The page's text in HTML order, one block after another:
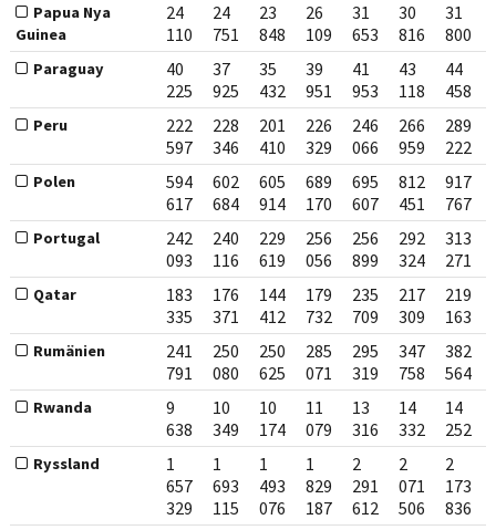
Papua Nya
Guinea
24
110
24
751
23
848
26
109
31
653
30
816
31
800
Paraguay
40
225
37
925
35
432
39
951
41
953
43
118
44
458
Peru
222
597
228
346
201
410
226
329
246
066
266
959
289
222
Polen
594
617
602
684
605
914
689
170
695
607
812
451
917
767
Portugal
242
093
240
116
229
619
256
056
256
899
292
324
313
271
Qatar
183
335
176
371
144
412
179
732
235
709
217
309
219
163
Rumänien
241
791
250
080
250
625
285
071
295
319
347
758
382
564
Rwanda
9
638
10
349
10
174
11
079
13
316
14
332
14
252
Ryssland
1
657
329
1
693
115
1
493
076
1
829
187
2
291
612
2
071
506
2
173
836